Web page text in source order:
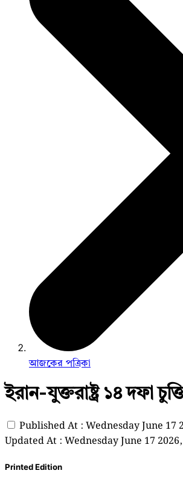
আজকের পত্রিকা
ইরান-যুক্তরাষ্ট্র ১৪ দফা
Published At : Wednesday June 17
Updated At : Wednesday June 17
Printed Edition